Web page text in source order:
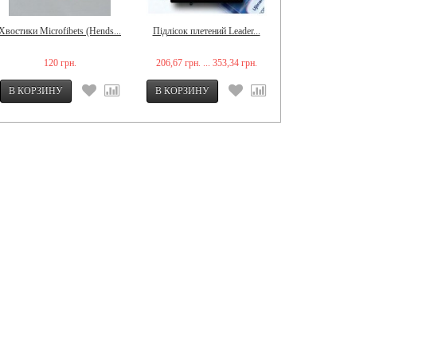
Microfibets (Hends...
120 грн.
Підлісок плетений Leader...
206,67 грн. ... 353,34 грн.